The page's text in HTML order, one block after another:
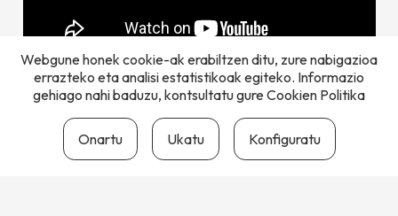
Atzera
Webgune honek cookie-ak erabiltzen ditu, zure nabigazioa
errazteko eta analisi estatistikoak egiteko. Informazio
gehiago nahi baduzu, kontsultatu gureCookien Politika
Onartu Ukatu Konfiguratu